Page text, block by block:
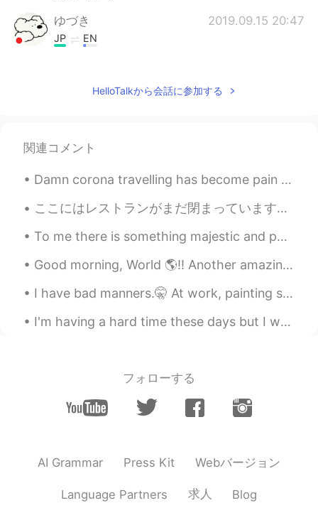
ゆづき 2019.09.15 20:47
JP EN
Isabelleイサベル 2019.09.15 20:08
EN JP
おめでとうございます🙏
やや 야야 雅雅 2019.09.15 19:12
おめでとう！！パチパチ！ そんなにたくさ
んの人をどうやって管理していますか？！
w すげ... 多くのメッセージと注意が圧倒さ
れるかもしれませんね...頑張って！
HelloTalkから会話に参加する
関連コメント
Damn corona travelling has become pain no direct flights😁😂😐😑🙄🤔 I hope we get back to normal 🤗❤️💞💜💖
ここにはレストランがまだ閉まっていますから、昨夜は家内と息子は晩御飯を料理しました。お好み焼きを食べた！実は、とても面白かった。お好み焼きは大きくなったので、僕は手伝わなくてはいけませんでした。...
To me there is something majestic and peaceful about the sea. Even though it rages with fury from...
Good morning, World 🌎!! Another amazing workout in the books. 💪🏽 I didn’t think I would get use...
I have bad manners.🤫 At work, painting school classrooms! 👩🏼‍🎨 I’m a lady with many talents. 😂🙌🏻✨
I'm having a hard time these days but I went outside to look at Sam (my strawberry plant) and!! H...
フォローする
AI Grammar Press Kit Webバージョン
Language Partners 求人 Blog